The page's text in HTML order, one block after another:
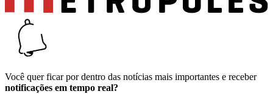
Você quer ficar por dentro das notícias mais importantes e receber
notificações em tempo real?